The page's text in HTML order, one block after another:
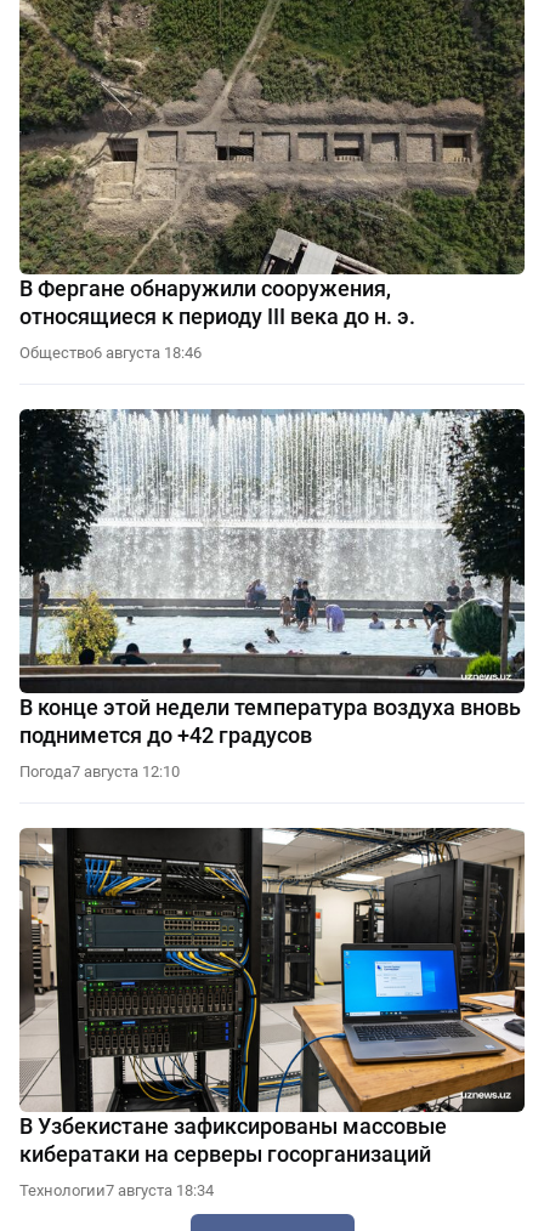
В Фергане обнаружили сооружения,
относящиеся к периоду III века до н. э.
Общество6 августа 18:46
В конце этой недели температура воздуха вновь
поднимется до +42 градусов
Погода7 августа 12:10
В Узбекистане зафиксированы массовые
кибератаки на серверы госорганизаций
Технологии7 августа 18:34